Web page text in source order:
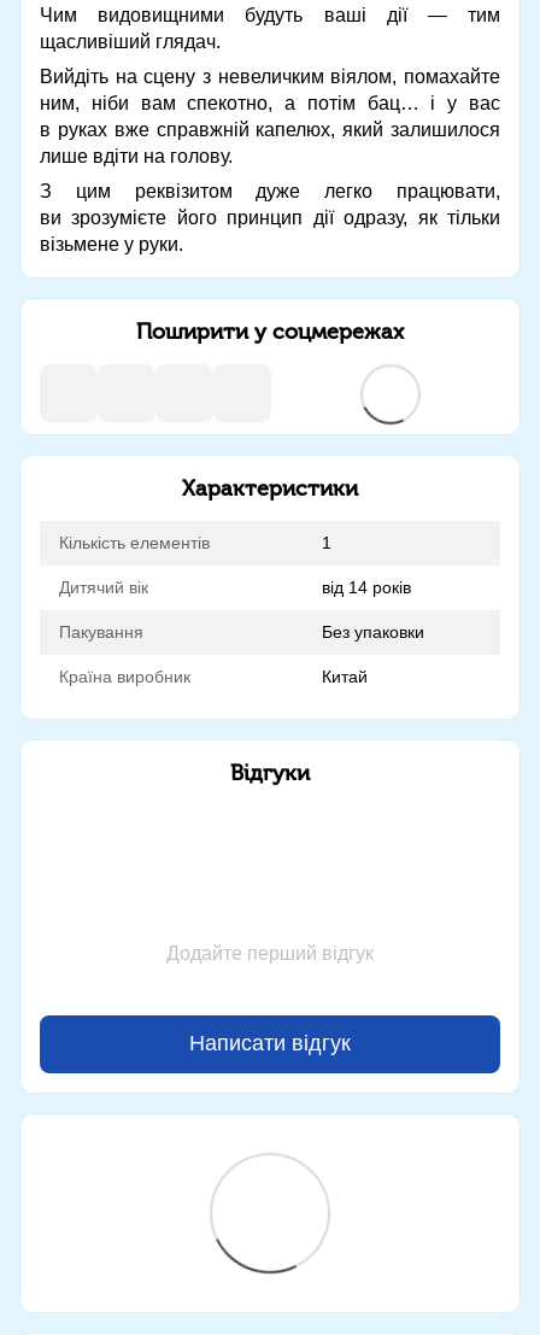
Чим видовищними будуть ваші дії — тим
щасливіший глядач.
Вийдіть на сцену з невеличким віялом, помахайте
ним, ніби вам спекотно, а потім бац… і у вас
в руках вже справжній капелюх, який залишилося
лише вдіти на голову.
З цим реквізитом дуже легко працювати,
ви зрозумієте його принцип дії одразу, як тільки
візьмене у руки.
Поширити у соцмережах
Характеристики
Кількість елементів 1
Дитячий вік від 14 років
Пакування Без упаковки
Країна виробник Китай
Відгуки
Додайте перший відгук
Написати відгук